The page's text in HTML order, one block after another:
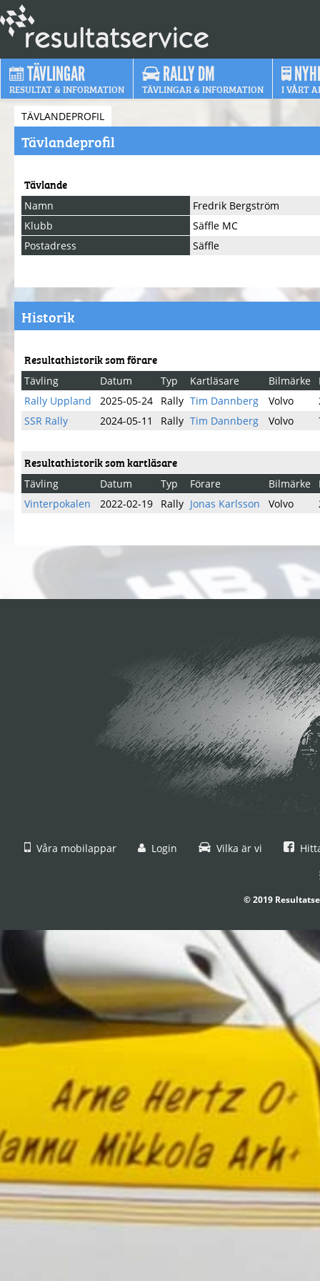
TÄVLINGAR
RESULTAT & INFORMATION
RALLY DM
TÄVLINGAR & INFORMATION I VÅRT
TÄVLANDEPROFIL
Tävlandeprofil
Tävlande
Namn
Fredrik Bergström
Klubb
Säffle MC
Postadress
Säffle
Historik
Resultathistorik som förare
Tävling Datum Typ Kartläsare Bilmärke
Rally Uppland
2025-05-24 Rally Tim Dannberg Volvo
SSR Rally
2024-05-11 Rally Tim Dannberg Volvo
Resultathistorik som kartläsare
Tävling Datum Typ Förare Bilmärke
Vinterpokalen
2022-02-19 Rally Jonas Karlsson Volvo
Våra mobilappar Login Vilka är vi
© 2019